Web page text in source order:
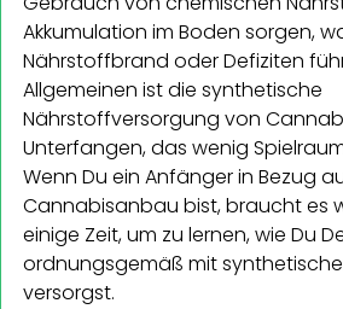
Akkumulation im Boden sorgen,
Nährstoffbrand oder Defiziten
Allgemeinen ist die synthetische
Nährstoffversorgung von
Unterfangen, das wenig
Wenn Du ein Anfänger in Bezug
Cannabisanbau bist, braucht es
einige Zeit, um zu lernen, wie Du
ordnungsgemäß mit
versorgst.